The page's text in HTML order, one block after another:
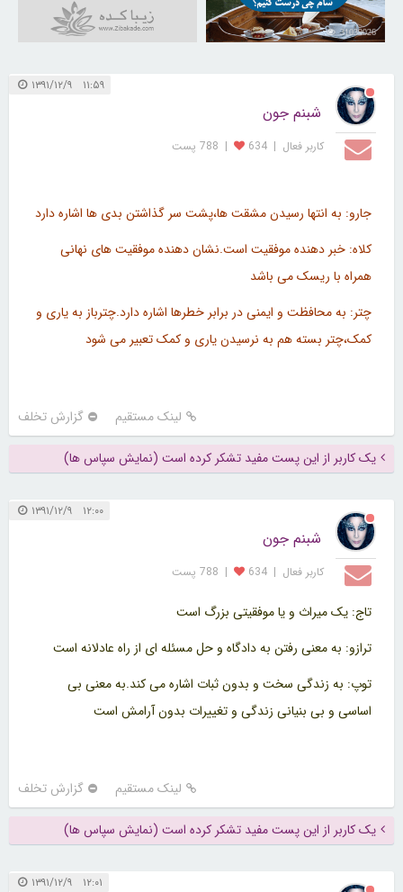
31039026
۱۱:۵۹ ۱۳۹۱/۱۲/۹
شبنم جون
کاربر فعال |
634
| 788 پست
جارو: به انتها رسیدن مشقت ها،پشت سر گذاشتن بدی ها اشاره دارد
کلاه: خبر دهنده موفقیت است.نشان دهنده موفقیت های نهانی
همراه با ریسک می باشد
چتر: به محافظت و ایمنی در برابر خطرها اشاره دارد.چترباز به یاری و
کمک،چتر بسته هم به نرسیدن یاری و کمک تعبیر می شود
لینک مستقیم گزارش تخلف
یک کاربر از این پست مفید تشکر کرده است (نمایش سپاس ها)
۱۲:۰۰ ۱۳۹۱/۱۲/۹
شبنم جون
کاربر فعال |
634
| 788 پست
تاج: یک میراث و یا موفقیتی بزرگ است
ترازو: به معنی رفتن به دادگاه و حل مسئله ای از راه عادلانه است
توپ: به زندگی سخت و بدون ثبات اشاره می کند.به معنی بی
اساسی و بی بنیانی زندگی و تغییرات بدون آرامش است
لینک مستقیم گزارش تخلف
یک کاربر از این پست مفید تشکر کرده است (نمایش سپاس ها)
۱۲:۰۱ ۱۳۹۱/۱۲/۹